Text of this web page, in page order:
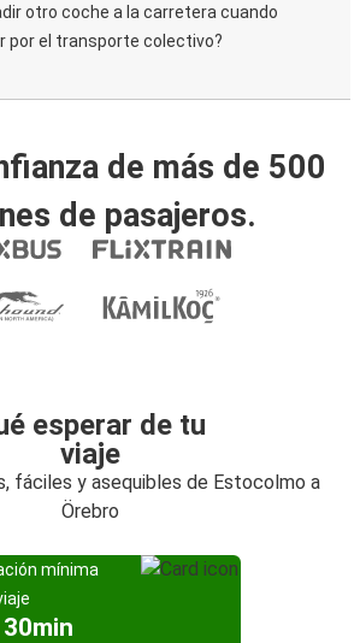
otro coche a la carretera cuando
por el transporte colectivo?
de más de 500
de pasajeros.
esperar de tu
viaje
fáciles y asequibles de Estocolmo a
Örebro
mínima